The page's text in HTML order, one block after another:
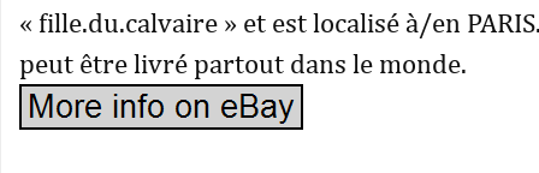
« fille.du.calvaire » et est localisé à/en
peut être livré partout dans le monde.